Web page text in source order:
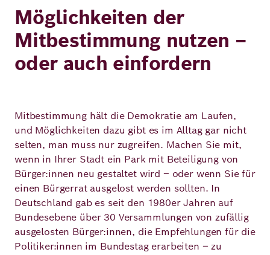
Möglichkeiten der
Mitbestimmung nutzen –
oder auch einfordern
Mitbestimmung hält die Demokratie am Laufen,
und Möglichkeiten dazu gibt es im Alltag gar nicht
selten, man muss nur zugreifen. Machen Sie mit,
wenn in Ihrer Stadt ein Park mit Beteiligung von
Bürger:innen neu gestaltet wird – oder wenn Sie für
einen Bürgerrat ausgelost werden sollten. In
Deutschland gab es seit den 1980er Jahren auf
Bundesebene über 30 Versammlungen von zufällig
ausgelosten Bürger:innen, die Empfehlungen für die
Politiker:innen im Bundestag erarbeiten – zu